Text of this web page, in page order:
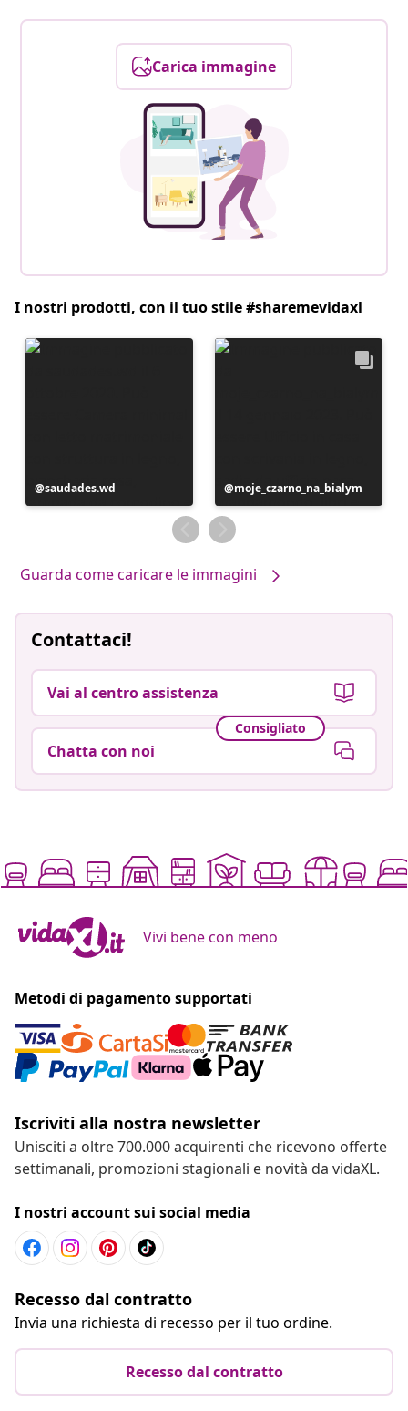
Carica immagine
I nostri prodotti, con il tuo stile #sharemevidaxl
Post
pubblicato
saudades.wd
Post
pubblicato
da
moje_czarno_na_bialym
Guarda come caricare le immagini
Contattaci!
Vai al centro assistenza
Consigliato
Chatta con noi
Vivi bene con meno
Metodi di pagamento supportati
Iscriviti alla nostra newsletter
Unisciti a oltre 700.000 acquirenti che ricevono offerte
settimanali, promozioni stagionali e novità da vidaXL.
I nostri account sui social media
Recesso dal contratto
Invia una richiesta di recesso per il tuo ordine.
Recesso dal contratto